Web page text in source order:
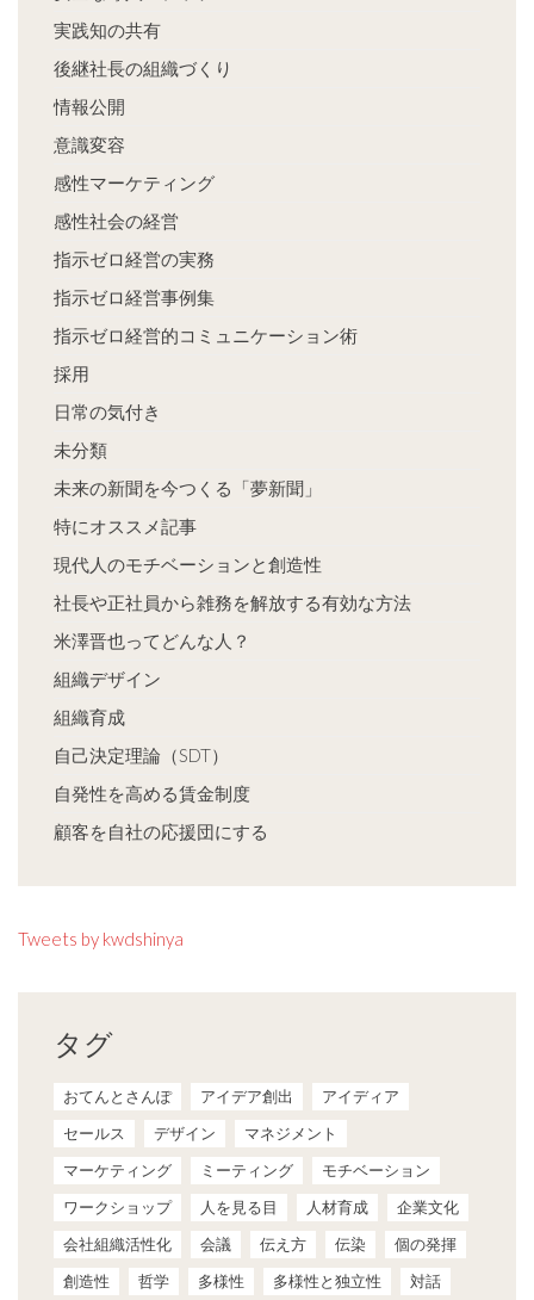
実践知の共有
後継社長の組織づくり
情報公開
意識変容
感性マーケティング
感性社会の経営
指示ゼロ経営の実務
指示ゼロ経営事例集
指示ゼロ経営的コミュニケーション術
採用
日常の気付き
未分類
未来の新聞を今つくる「夢新聞」
特にオススメ記事
現代人のモチベーションと創造性
社長や正社員から雑務を解放する有効な方法
米澤晋也ってどんな人？
組織デザイン
組織育成
自己決定理論（SDT）
自発性を高める賃金制度
顧客を自社の応援団にする
Tweets by kwdshinya
タグ
おてんとさんぽ アイデア創出
アイディア
セールス
デザイン
マネジメント
マーケティング
ミーティング
モチベーション
ワークショップ
人を見る目 人材育成
企業文化
会社組織活性化
会議 伝え方 伝染
個の発揮
創造性
哲学 多様性 多様性と独立性
対話